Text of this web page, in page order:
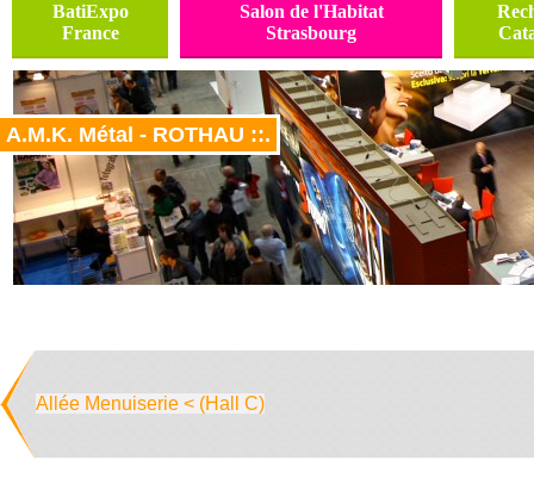
BatiExpo
France
Salon de l'Habitat
Strasbourg
A.M.K. Métal - ROTHAU ::.
Allée Menuiserie < (Hall C)